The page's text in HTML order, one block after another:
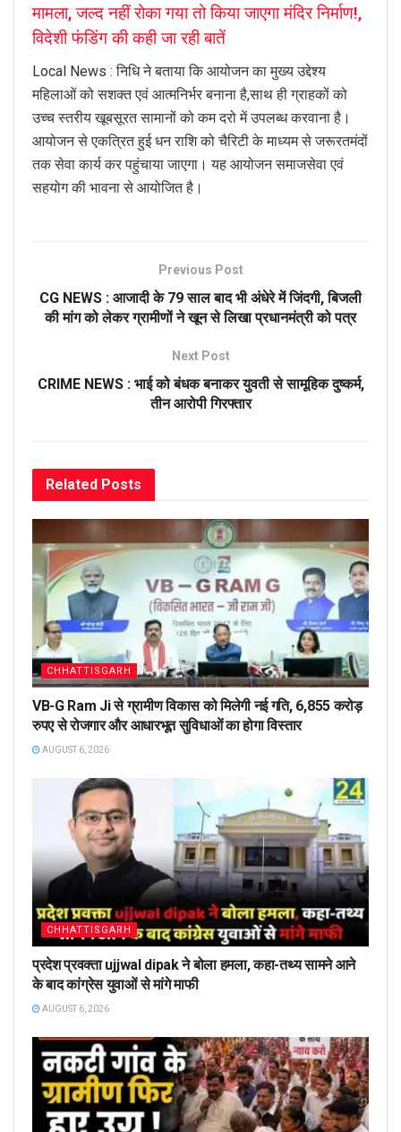
मामला, जल्द नहीं रोका गया तो किया जाएगा मंदिर निर्माण!,
विदेशी फंडिंग की कही जा रही बातें
Local News : निधि ने बताया कि आयोजन का मुख्य उद्देश्य
महिलाओं को सशक्त एवं आत्मनिर्भर बनाना है,साथ ही ग्राहकों को
उच्च स्तरीय खूबसूरत सामानों को कम दरो में उपलब्ध करवाना है।
आयोजन से एकत्रित हुई धन राशि को चैरिटी के माध्यम से जरूरतमंदों
तक सेवा कार्य कर पहुंचाया जाएगा। यह आयोजन समाजसेवा एवं
सहयोग की भावना से आयोजित है।
Previous Post
CG NEWS : आजादी के 79 साल बाद भी अंधेरे में जिंदगी, बिजली
की मांग को लेकर ग्रामीणों ने खून से लिखा प्रधानमंत्री को पत्र
Next Post
CRIME NEWS : भाई को बंधक बनाकर युवती से सामूहिक दुष्कर्म,
तीन आरोपी गिरफ्तार
Related Posts
CHHATTISGARH
VB-G Ram Ji से ग्रामीण विकास को मिलेगी नई गति, 6,855 करोड़
रुपए से रोजगार और आधारभूत सुविधाओं का होगा विस्तार
AUGUST 6, 2026
CHHATTISGARH
प्रदेश प्रवक्ता ujjwal dipak ने बोला हमला, कहा-तथ्य सामने आने
के बाद कांग्रेस युवाओं से मांगे माफी
AUGUST 6, 2026